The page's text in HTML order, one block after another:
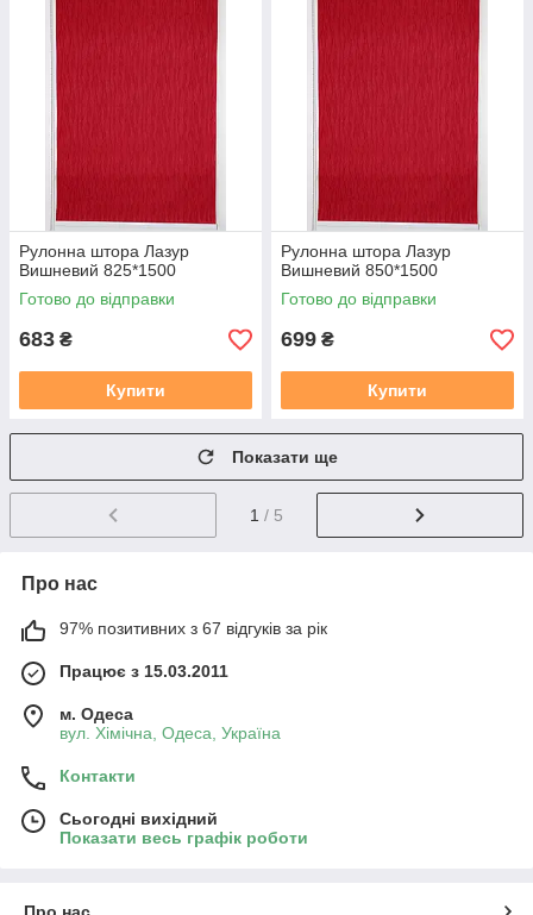
Рулонна штора Лазур
Вишневий 825*1500
Готово до відправки
683 ₴
Купити
Рулонна штора Лазур
Вишневий 850*1500
Готово до відправки
699 ₴
Купити
Показати ще
1 / 5
Про нас
97% позитивних з 67 відгуків за рік
Працює з 15.03.2011
м. Одеса
вул. Хiмiчна, Одеса, Україна
Контакти
Сьогодні вихідний
Показати весь графік роботи